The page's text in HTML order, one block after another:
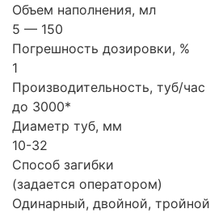
Объем наполнения, мл
5 — 150
Погрешность дозировки, %
1
Производительность, туб/час
до 3000*
Диаметр туб, мм
10-32
Способ загибки
(задается оператором)
Одинарный, двойной, тройной